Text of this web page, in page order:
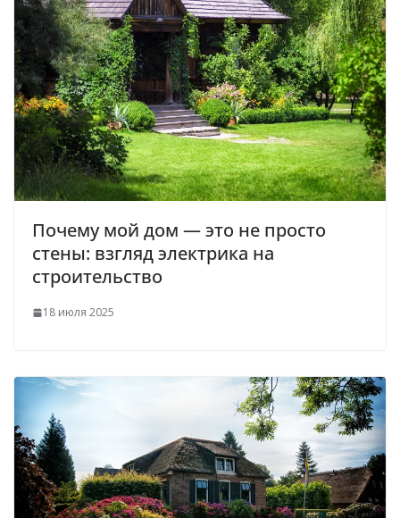
Почему мой дом — это не просто
стены: взгляд электрика на
строительство
18 июля 2025